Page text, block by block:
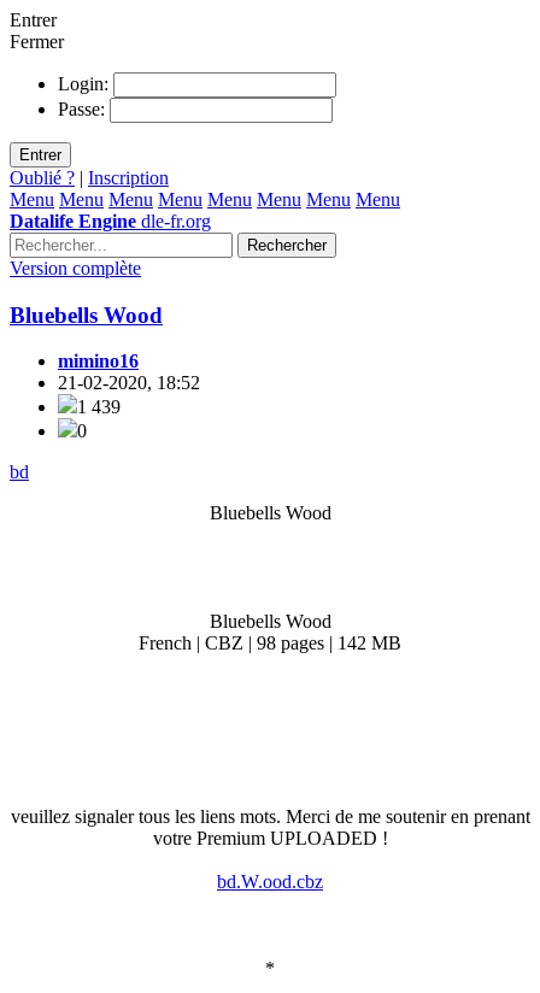
Entrer
Fermer
Login:
Passe:
Entrer
Oublié ? | Inscription
Menu Menu Menu Menu Menu Menu Menu Menu
Datalife Engine dle-fr.org
Rechercher
Version complète
Bluebells Wood
mimino16
21-02-2020, 18:52
1 439
0
bd
Bluebells Wood
Bluebells Wood
French | CBZ | 98 pages | 142 MB
veuillez signaler tous les liens mots. Merci de me soutenir en prenant
votre Premium UPLOADED !
bd.W.ood.cbz
*